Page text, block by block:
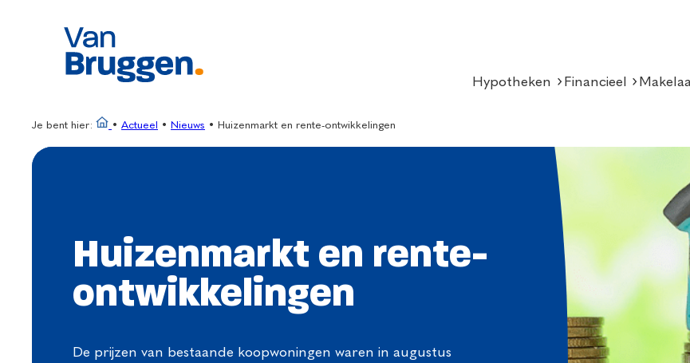
Hypotheken Financieel
Je bent hier: • Actueel • Nieuws • Huizenmarkt en rente-ontwikkelingen
Huizenmarkt en rente-
ontwikkelingen
De prijzen van bestaande koopwoningen waren in augustus